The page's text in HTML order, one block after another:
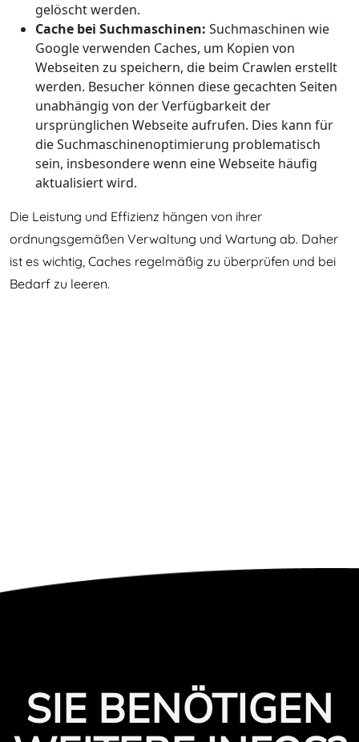
gelöscht werden.
Cache bei Suchmaschinen: Suchmaschinen wie
Google verwenden Caches, um Kopien von
Webseiten zu speichern, die beim Crawlen erstellt
werden. Besucher können diese gecachten Seiten
unabhängig von der Verfügbarkeit der
ursprünglichen Webseite aufrufen. Dies kann für
die Suchmaschinenoptimierung problematisch
sein, insbesondere wenn eine Webseite häufig
aktualisiert wird.
Die Leistung und Effizienz hängen von ihrer
ordnungsgemäßen Verwaltung und Wartung ab. Daher
ist es wichtig, Caches regelmäßig zu überprüfen und bei
Bedarf zu leeren.
SIE BENÖTIGEN